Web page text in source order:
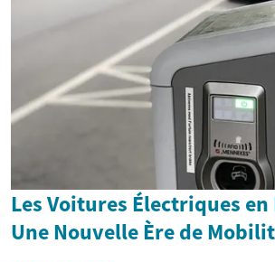
Les Voitures Électriques
Une Nouvelle Ère de